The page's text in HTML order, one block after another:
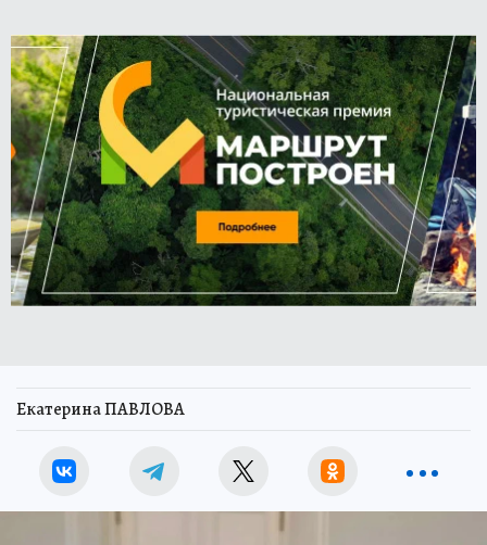
Екатерина ПАВЛОВА